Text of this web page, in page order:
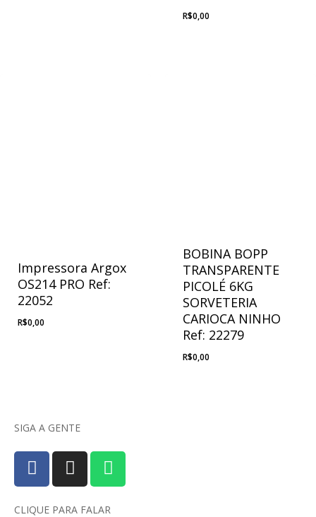
R$0,00
Impressora Argox
OS214 PRO Ref:
22052
R$0,00
BOBINA BOPP
TRANSPARENTE
PICOLÉ 6KG
SORVETERIA
CARIOCA NINHO
Ref: 22279
R$0,00
SIGA A GENTE
CLIQUE PARA FALAR